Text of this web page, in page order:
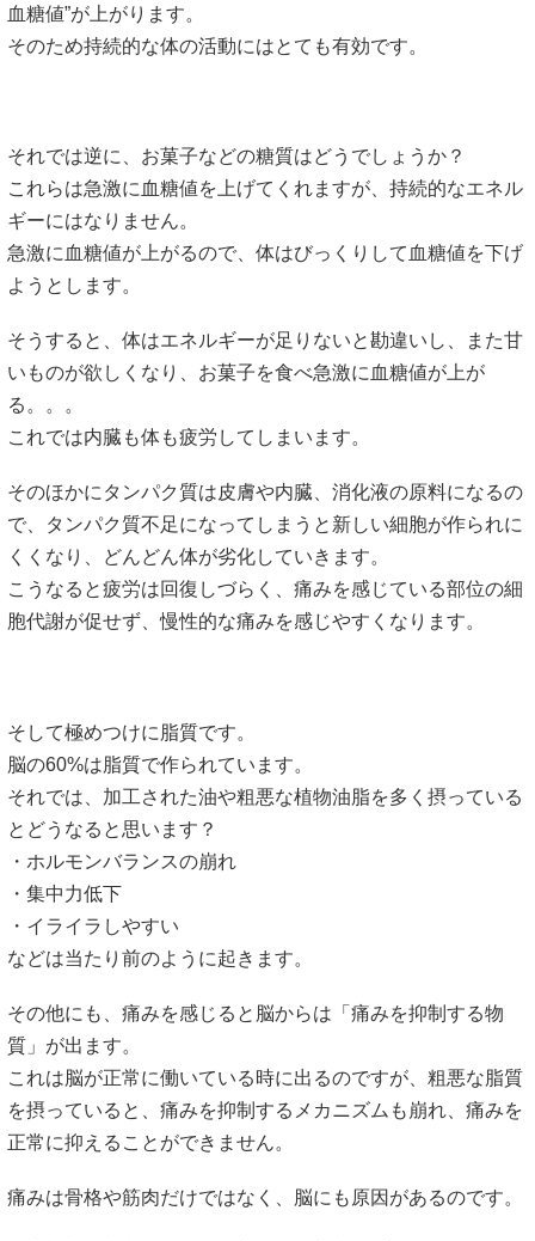
血糖値”が上がります。
そのため持続的な体の活動にはとても有効です。
それでは逆に、お菓子などの糖質はどうでしょうか？
これらは急激に血糖値を上げてくれますが、持続的なエネル
ギーにはなりません。
急激に血糖値が上がるので、体はびっくりして血糖値を下げ
ようとします。
そうすると、体はエネルギーが足りないと勘違いし、また甘
いものが欲しくなり、お菓子を食べ急激に血糖値が上が
る。。。
これでは内臓も体も疲労してしまいます。
そのほかにタンパク質は皮膚や内臓、消化液の原料になるの
で、タンパク質不足になってしまうと新しい細胞が作られに
くくなり、どんどん体が劣化していきます。
こうなると疲労は回復しづらく、痛みを感じている部位の細
胞代謝が促せず、慢性的な痛みを感じやすくなります。
そして極めつけに脂質です。
脳の60%は脂質で作られています。
それでは、加工された油や粗悪な植物油脂を多く摂っている
とどうなると思います？
・ホルモンバランスの崩れ
・集中力低下
・イライラしやすい
などは当たり前のように起きます。
その他にも、痛みを感じると脳からは「痛みを抑制する物
質」が出ます。
これは脳が正常に働いている時に出るのですが、粗悪な脂質
を摂っていると、痛みを抑制するメカニズムも崩れ、痛みを
正常に抑えることができません。
痛みは骨格や筋肉だけではなく、脳にも原因があるのです。